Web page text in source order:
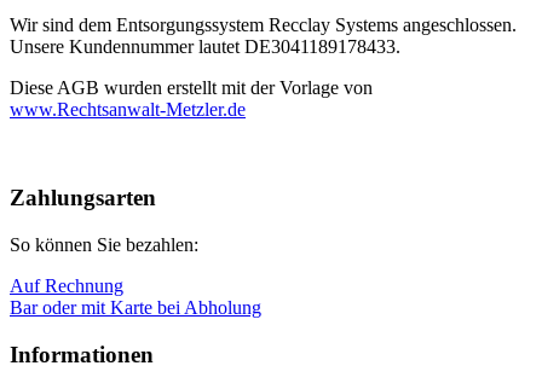
Wir sind dem Entsorgungssystem Recclay Systems angeschlossen.
Unsere Kundennummer lautet DE3041189178433.
Diese AGB wurden erstellt mit der Vorlage von
www.Rechtsanwalt-Metzler.de
oben
Zahlungsarten
So können Sie bezahlen:
Auf Rechnung
Bar oder mit Karte bei Abholung
Informationen